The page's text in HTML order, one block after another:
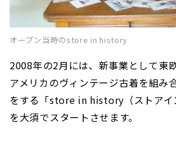
オープン当時のstore in history
2008年の2月には、新事業として東
アメリカのヴィンテージ古着を組み
をする「store in history（ストアイ
を大須でスタートさせます。